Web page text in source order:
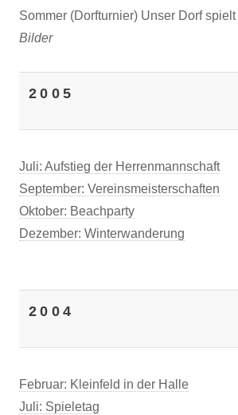
Sommer (Dorfturnier) Unser Dorf
Bilder
2005
Juli: Aufstieg der Herrenmannschaft
September: Vereinsmeisterschaften
Oktober: Beachparty
Dezember: Winterwanderung
2004
Februar: Kleinfeld in der Halle
Juli: Spieletag